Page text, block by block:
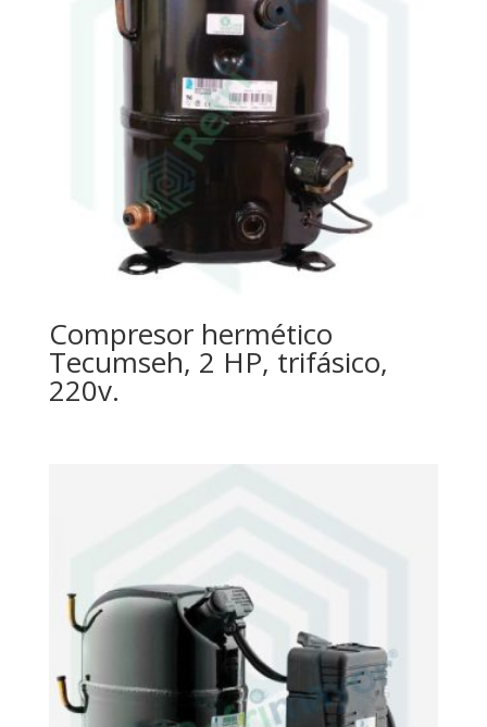
Compresor hermético
Tecumseh, 2 HP, trifásico,
220v.